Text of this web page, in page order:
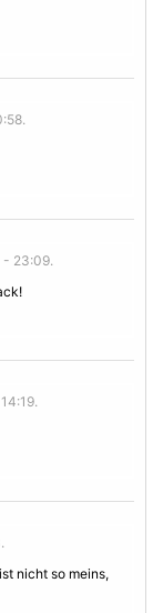
- 23:09.
nicht so meins,